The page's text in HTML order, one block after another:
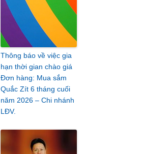
Thông báo về việc gia
hạn thời gian chào giá
Đơn hàng: Mua sắm
Quắc Zít 6 tháng cuối
năm 2026 – Chi nhánh
LĐV.